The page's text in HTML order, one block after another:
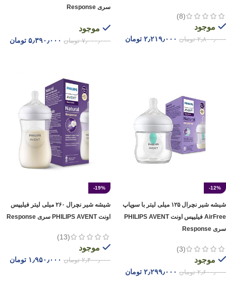
(8)
موجود
۲٫۸۰۰٫۰۰۰ تومان ۲٫۲۱۹٫۰۰۰ تومان
سری Response
موجود
۷٫۰۰۰٫۰۰۰ تومان ۵٫۳۹۰٫۰۰۰ تومان
-12%
شیشه شیر نچرال ۱۲۵ میلی لیتر با سوپاپ
AirFree فیلیپس اونت PHILIPS AVENT
سری Response
(3)
موجود
۲٫۶۰۰٫۰۰۰ تومان ۲٫۲۹۹٫۰۰۰ تومان
-19%
شیشه شیر نچرال ۲۶۰ میلی لیتر فیلیپس
اونت PHILIPS AVENT سری Response
(13)
موجود
۲٫۴۰۰٫۰۰۰ تومان ۱٫۹۵۰٫۰۰۰ تومان